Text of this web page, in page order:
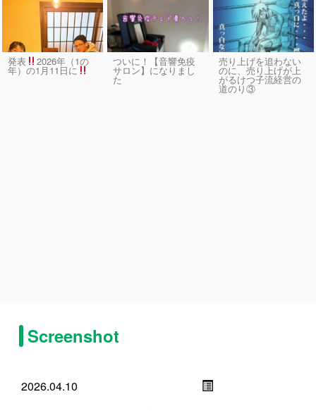
発表 2026年（1の
年）の1月11日に
ついに！【音響免疫
サロン】になりまし
た
売り上げを追わない
のに、売り上げが上
がるけつ子流経営の
道のり③
Screenshot
2026.04.10